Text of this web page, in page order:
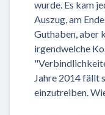
wurde. Es kam
Auszug, am
Guthaben, aber
irgendwelche
Jahre 2014 fällt
einzutreiben.